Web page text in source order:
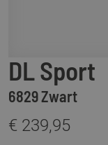
DL Sport
6829 Zwart
€ 239,95